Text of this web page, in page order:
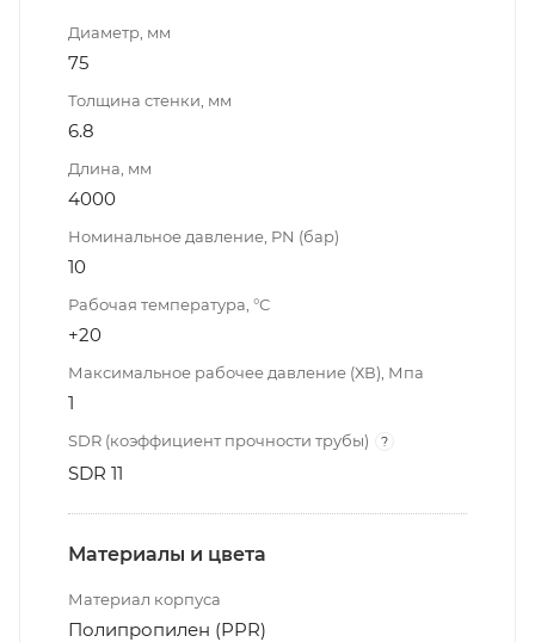
Диаметр, мм
75
Толщина стенки, мм
6.8
Длина, мм
4000
Номинальное давление, PN (бар)
10
Рабочая температура, °С
+20
Максимальное рабочее давление (ХВ), Мпа
1
SDR (коэффициент прочности трубы) ?
SDR 11
Материалы и цвета
Материал корпуса
Полипропилен (PPR)